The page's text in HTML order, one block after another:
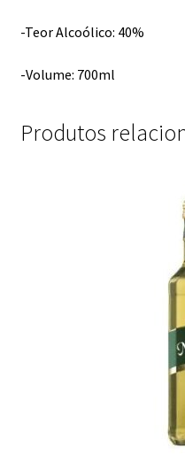
-Teor Alcoólico: 40%
-Volume: 700ml
Produtos